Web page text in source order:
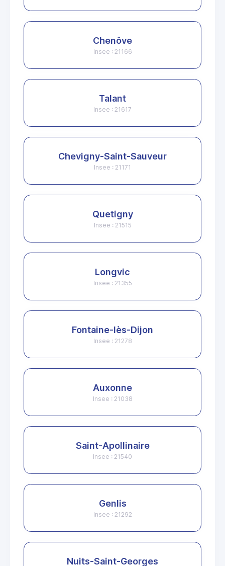
Chenôve
Insee : 21166
Talant
Insee : 21617
Chevigny-Saint-Sauveur
Insee : 21171
Quetigny
Insee : 21515
Longvic
Insee : 21355
Fontaine-lès-Dijon
Insee : 21278
Auxonne
Insee : 21038
Saint-Apollinaire
Insee : 21540
Genlis
Insee : 21292
Nuits-Saint-Georges